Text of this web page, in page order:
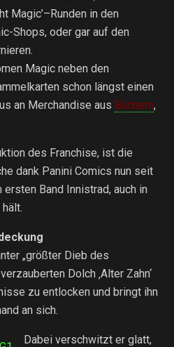
Magic’–Runden in den
Shops, oder gar auf den
Magic neben den
schon längst einen
an Merchandise aus Büchern,
des Franchise, ist die
dank Panini Comics nun seit
Band Innistrad, auch in
„größter Dieb des
Dolch ‚Alter Zahn‘
zu entlocken und bringt ihn
an sich.
Dabei verschwitzt er glatt,